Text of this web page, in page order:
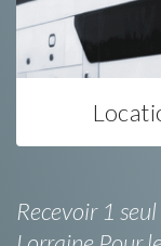
Recevoir 1